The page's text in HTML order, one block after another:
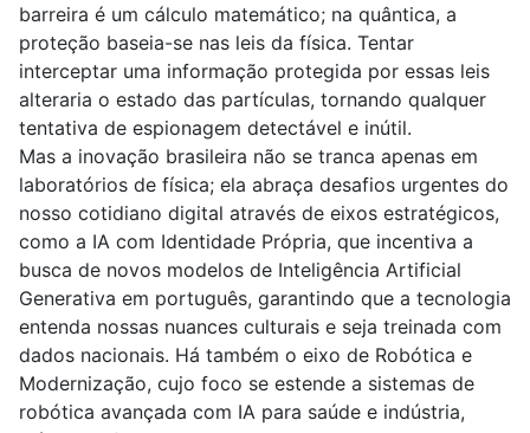
barreira é um cálculo matemático; na quântica, a
proteção baseia-se nas leis da física. Tentar
interceptar uma informação protegida por essas leis
alteraria o estado das partículas, tornando qualquer
tentativa de espionagem detectável e inútil.
Mas a inovação brasileira não se tranca apenas em
laboratórios de física; ela abraça desafios urgentes do
nosso cotidiano digital através de eixos estratégicos,
como a IA com Identidade Própria, que incentiva a
busca de novos modelos de Inteligência Artificial
Generativa em português, garantindo que a tecnologia
entenda nossas nuances culturais e seja treinada com
dados nacionais. Há também o eixo de Robótica e
Modernização, cujo foco se estende a sistemas de
robótica avançada com IA para saúde e indústria,